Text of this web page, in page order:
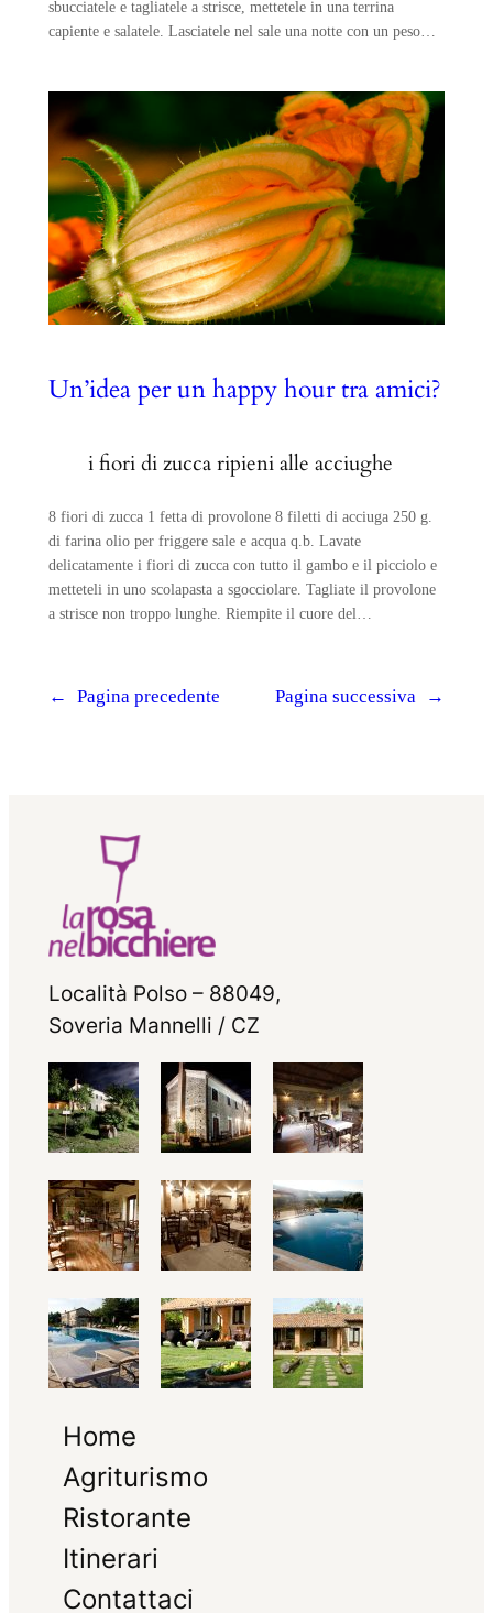
sbucciatele e tagliatele a strisce, mettetele in una terrina
capiente e salatele. Lasciatele nel sale una notte con un peso…
Un’idea per un happy hour tra amici?
i fiori di zucca ripieni alle acciughe
8 fiori di zucca 1 fetta di provolone 8 filetti di acciuga 250 g.
di farina olio per friggere sale e acqua q.b. Lavate
delicatamente i fiori di zucca con tutto il gambo e il picciolo e
metteteli in uno scolapasta a sgocciolare. Tagliate il provolone
a strisce non troppo lunghe. Riempite il cuore del…
← Pagina precedente Pagina successiva →
Località Polso – 88049,
Soveria Mannelli / CZ
Home
Agriturismo
Ristorante
Itinerari
Contattaci